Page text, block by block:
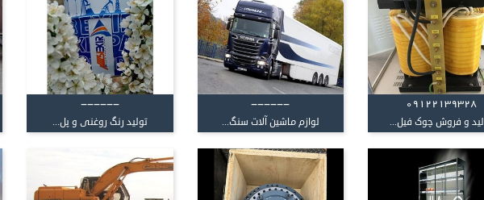
09122139328
و فروش چوک فیل...
------
لوازم ماشین آلات سنگ...
------
تولید رنگ روغنی و پل...